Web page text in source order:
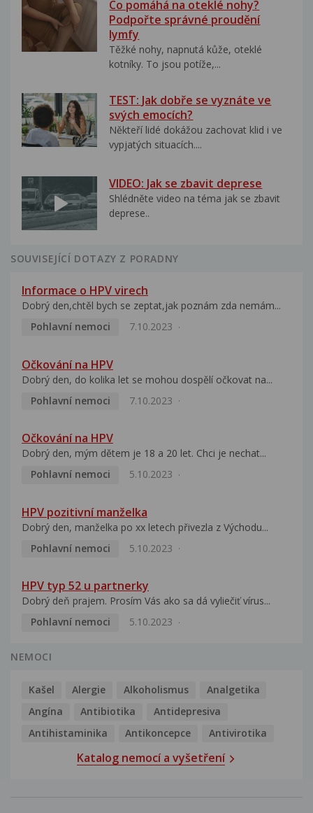
Co pomáhá na oteklé nohy?
Podpořte správné proudění
lymfy
Těžké nohy, napnutá kůže, oteklé
kotníky. To jsou potíže,...
TEST: Jak dobře se vyznáte ve
svých emocích?
Někteří lidé dokážou zachovat klid i ve
vypjatých situacích....
VIDEO: Jak se zbavit deprese
Shlédněte video na téma jak se zbavit
deprese..
SOUVISEJÍCÍ DOTAZY Z PORADNY
Informace o HPV virech
Dobrý den,chtěl bych se zeptat,jak poznám zda nemám...
Pohlavní nemoci
7.10.2023
Očkování na HPV
Dobrý den, do kolika let se mohou dospělí očkovat na...
Pohlavní nemoci
7.10.2023
Očkování na HPV
Dobrý den, mým dětem je 18 a 20 let. Chci je nechat...
Pohlavní nemoci
5.10.2023
HPV pozitivní manželka
Dobrý den, manželka po xx letech přivezla z Východu...
Pohlavní nemoci
5.10.2023
HPV typ 52 u partnerky
Dobrý deň prajem. Prosím Vás ako sa dá vyliečiť vírus...
Pohlavní nemoci
5.10.2023
NEMOCI
Kašel Alergie Alkoholismus
Analgetika
Angína
Antibiotika
Antidepresiva
Antihistaminika
Antikoncepce Antivirotika
Katalog nemocí a vyšetření